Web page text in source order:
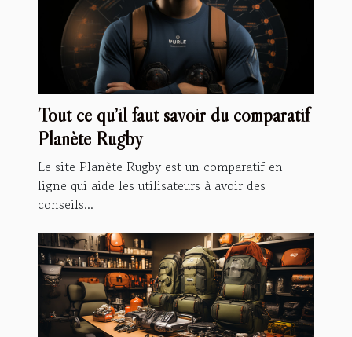
Tout ce qu’il faut savoir du comparatif
Planète Rugby
Le site Planète Rugby est un comparatif en
ligne qui aide les utilisateurs à avoir des
conseils...